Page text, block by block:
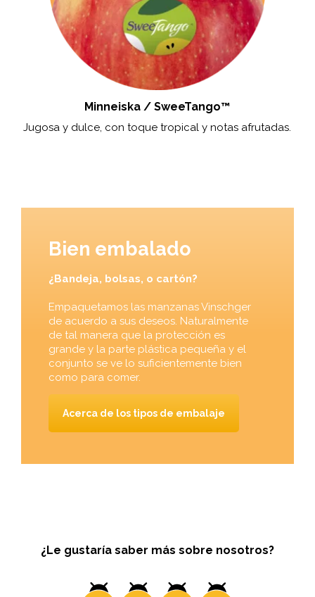
Minneiska / SweeTango™
Jugosa y dulce, con toque tropical y notas afrutadas.
Bien embalado
¿Bandeja, bolsas, o cartón?
Empaquetamos las manzanas Vinschger
de acuerdo a sus deseos. Naturalmente
de tal manera que la protección es
grande y la parte plástica pequeña y el
conjunto se ve lo suficientemente bien
como para comer.
Acerca de los tipos de embalaje
¿Le gustaría saber más sobre nosotros?